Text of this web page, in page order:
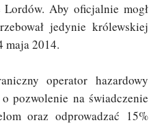
Aby oficjalnie mogł
jedynie królewskiej
maja 2014.
operator hazardowy
pozwolenie na świadczenie
oraz odprowadzać 15%